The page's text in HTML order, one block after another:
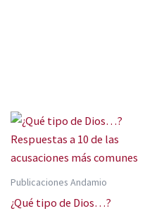
Publicaciones Andamio
¿Qué tipo de Dios…?